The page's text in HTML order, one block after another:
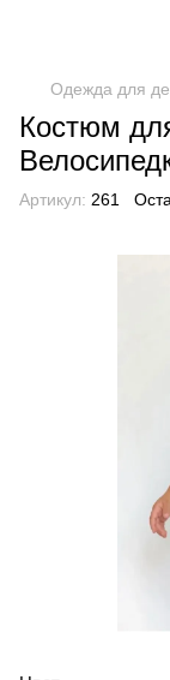
Одежда для
Костюм
Артикул: 261